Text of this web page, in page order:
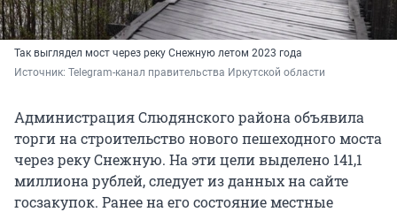
Так выглядел мост через реку Снежную летом 2023 года
Источник: Telegram-канал правительства Иркутской области
Администрация Слюдянского района объявила
торги на строительство нового пешеходного моста
через реку Снежную. На эти цели выделено 141,1
миллиона рублей, следует из данных на сайте
госзакупок. Ранее на его состояние местные